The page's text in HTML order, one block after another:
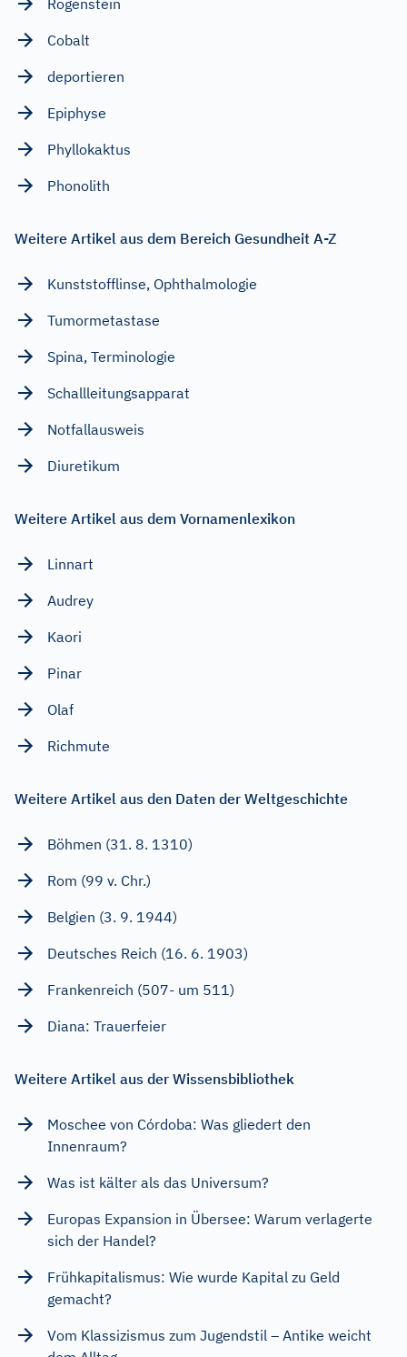
Cobalt
deportieren
Epiphyse
Phyllokaktus
Phonolith
Weitere Artikel aus dem Bereich Gesundheit A-Z
Kunststofflinse, Ophthalmologie
Tumormetastase
Spina, Terminologie
Schallleitungsapparat
Notfallausweis
Diuretikum
Weitere Artikel aus dem Vornamenlexikon
Linnart
Audrey
Kaori
Pinar
Olaf
Richmute
Weitere Artikel aus den Daten der Weltgeschichte
Böhmen (31. 8. 1310)
Rom (99 v. Chr.)
Belgien (3. 9. 1944)
Deutsches Reich (16. 6. 1903)
Frankenreich (507- um 511)
Diana: Trauerfeier
Weitere Artikel aus der Wissensbibliothek
Moschee von Córdoba: Was gliedert den
Innenraum?
Was ist kälter als das Universum?
Europas Expansion in Übersee: Warum verlagerte
sich der Handel?
Frühkapitalismus: Wie wurde Kapital zu Geld
gemacht?
Vom Klassizismus zum Jugendstil – Antike weicht